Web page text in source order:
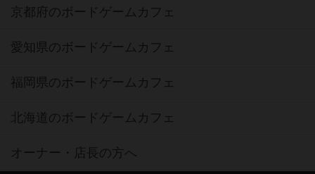
京都府のボードゲームカフェ
愛知県のボードゲームカフェ
福岡県のボードゲームカフェ
北海道のボードゲームカフェ
オーナー・店長の方へ